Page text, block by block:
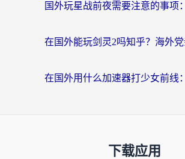
下载应用